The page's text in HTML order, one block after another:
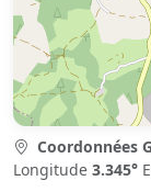
Coordonnées
Longitude 3.345° E